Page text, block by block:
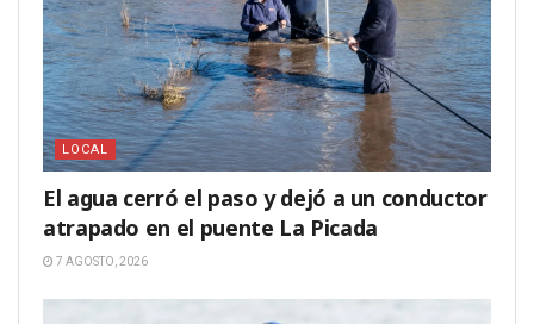
LOCAL
El agua cerró el paso y dejó a un conductor
atrapado en el puente La Picada
7 AGOSTO, 2026